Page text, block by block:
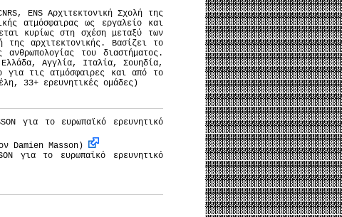
ΕΝS Αρχιτεκτονική Σχολή της
ατμόσφαιρας ως εργαλείο και
κυρίως στη σχέση μεταξύ των
της αρχιτεκτονικής. Βασίζει το
του διαστήματος.
Αγγλία, Ιταλία, Σουηδία,
για τις ατμόσφαιρες και από το
33+ ερευνητικές ομάδες)
για το ευρωπαϊκό ερευνητικό
Damien Masson)
για το ευρωπαϊκό ερευνητικό